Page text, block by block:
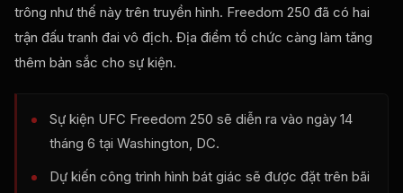
trông như thế này trên truyền hình. Freedom 250 đã có hai
trận đấu tranh đai vô địch. Địa điểm tổ chức càng làm tăng
thêm bản sắc cho sự kiện.
Sự kiện UFC Freedom 250 sẽ diễn ra vào ngày 14
tháng 6 tại Washington, DC.
Dự kiến ​​công trình hình bát giác sẽ được đặt trên bãi